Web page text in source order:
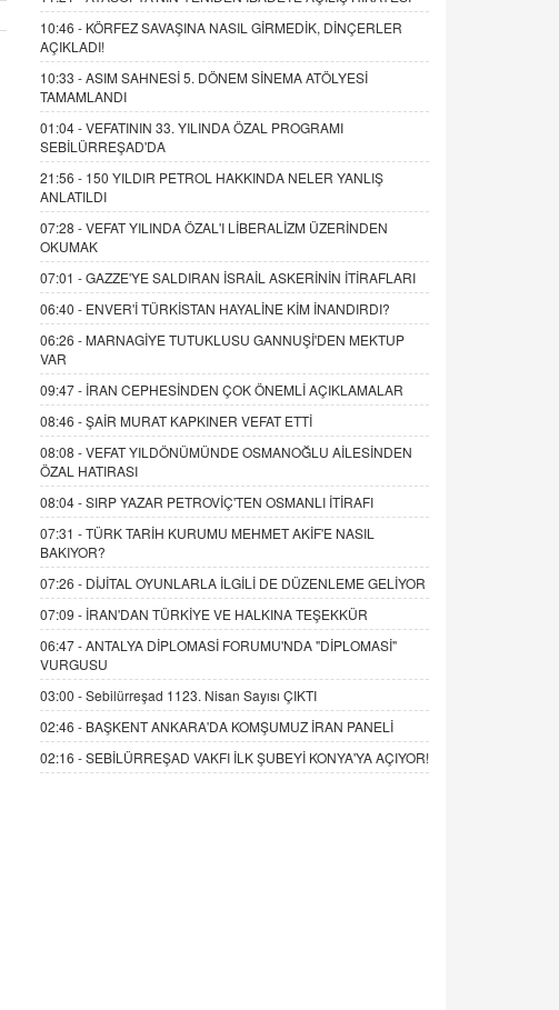
10:46 - KÖRFEZ SAVAŞINA NASIL GİRMEDİK, DİNÇERLER
AÇIKLADI!
10:33 -ASIM SAHNESİ 5. DÖNEM SİNEMA ATÖLYESİ
TAMAMLANDI
01:04 -VEFATININ 33. YILINDA ÖZAL PROGRAMI
SEBİLÜRREŞAD'DA
21:56 - 150 YILDIR PETROL HAKKINDA NELER YANLIŞ
ANLATILDI
07:28 -VEFAT YILINDA ÖZAL'I LİBERALİZM ÜZERİNDEN
OKUMAK
07:01 -GAZZE'YE SALDIRAN İSRAİL ASKERİNİN İTİRAFLARI
06:40 - ENVER'İ TÜRKİSTAN HAYALİNE KİM İNANDIRDI?
06:26 - MARNAGİYE TUTUKLUSU GANNUŞİ'DEN MEKTUP
VAR
09:47 - İRAN CEPHESİNDEN ÇOK ÖNEMLİ AÇIKLAMALAR
08:46 -ŞAİR MURAT KAPKINER VEFAT ETTİ
08:08 -VEFAT YILDÖNÜMÜNDE OSMANOĞLU AİLESİNDEN
ÖZAL HATIRASI
08:04 -SIRP YAZAR PETROVİÇ'TEN OSMANLI İTİRAFI
07:31 -TÜRK TARİH KURUMU MEHMET AKİF'E NASIL
BAKIYOR?
07:26 - DİJİTAL OYUNLARLA İLGİLİ DE DÜZENLEME GELİYOR
07:09 - İRAN'DAN TÜRKİYE VE HALKINA TEŞEKKÜR
06:47 -ANTALYA DİPLOMASİ FORUMU'NDA "DİPLOMASİ"
VURGUSU
03:00 -Sebilürreşad 1123. Nisan Sayısı ÇIKTI
02:46 - BAŞKENT ANKARA'DA KOMŞUMUZ İRAN PANELİ
02:16 -SEBİLÜRREŞAD VAKFI İLK ŞUBEYİ KONYA'YA AÇIYOR!